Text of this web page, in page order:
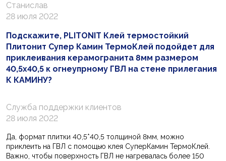
Станислав
28 июля 2022
Подскажите, PLITONIT Клей термостойкий
Плитонит Супер Камин ТермоКлей подойдет для
приклеивания керамогранита 8мм размером
40,5х40,5 к огнеупрному ГВЛ на стене прилегания
К КАМИНУ?
Служба поддержки клиентов
28 июля 2022
Да, формат плитки 40,5*40,5 толщиной 8мм, можно
приклеить на ГВЛ с помощью клея СуперКамин ТермоКлей.
Важно, чтобы поверхность ГВЛ не нагревалась более 150